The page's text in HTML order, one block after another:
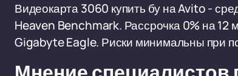
Видеокарта 3060 купить бу на Avito -
Heaven Benchmark. Рассрочка 0% на 12
Gigabyte Eagle. Риски минимальны при